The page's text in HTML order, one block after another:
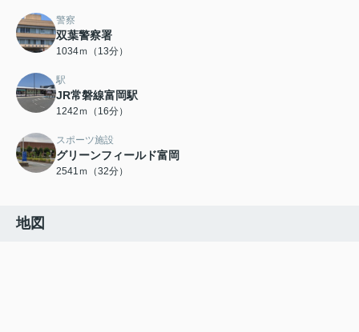
警察
双葉警察署
1034ｍ（13分）
駅
JR常磐線富岡駅
1242ｍ（16分）
スポーツ施設
グリーンフィールド富岡
2541ｍ（32分）
地図